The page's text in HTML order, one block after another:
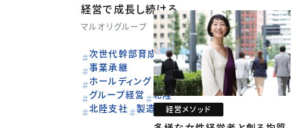
経営で成長し続ける
マルオリグループ
次世代幹部育成
事業承継
ホールディング
グループ経営
北陸
北陸支社
製造 経営メソッド